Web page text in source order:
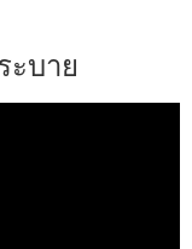
ะบาย